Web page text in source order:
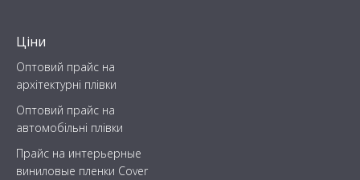
Ціни
Оптовий прайс на
архітектурні плівки
Оптовий прайс на
автомобільні плівки
Прайс на интерьерные
виниловые пленки Cover